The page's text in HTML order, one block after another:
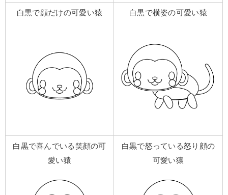
白黒で顔だけの可愛い猿 白黒で横姿の可愛い猿
白黒で喜んでいる笑顔の可
愛い猿
白黒で怒っている怒り顔の
可愛い猿